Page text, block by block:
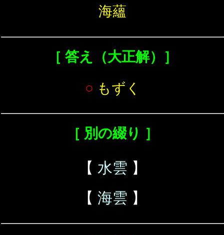
海蘊
［ 答え（大正解）］
○ もずく
［ 別の綴り ］
【 水雲 】
【 海雲 】